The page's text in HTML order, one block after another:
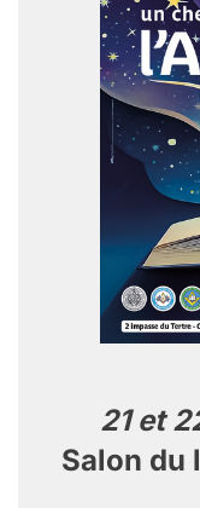
21 et
Salon du